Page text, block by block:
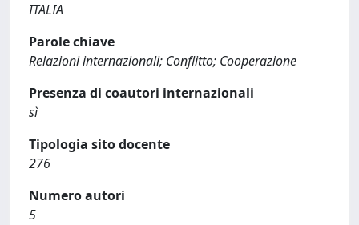
ITALIA
Parole chiave
Relazioni internazionali; Conflitto; Cooperazione
Presenza di coautori internazionali
sì
Tipologia sito docente
276
Numero autori
5